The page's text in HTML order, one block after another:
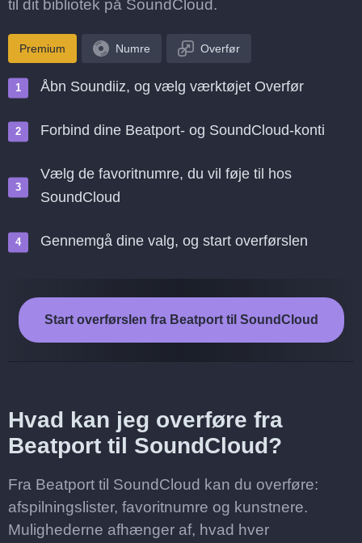
til dit bibliotek på SoundCloud.
Premium Numre Overfør
Åbn Soundiiz, og vælg værktøjet Overfør
Forbind dine Beatport- og SoundCloud-konti
Vælg de favoritnumre, du vil føje til hos
SoundCloud
Gennemgå dine valg, og start overførslen
Start overførslen fra Beatport til SoundCloud
Hvad kan jeg overføre fra
Beatport til SoundCloud?
Fra Beatport til SoundCloud kan du overføre:
afspilningslister, favoritnumre og kunstnere.
Mulighederne afhænger af, hvad hver